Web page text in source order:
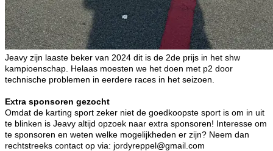
Jeavy zijn laaste beker van 2024 dit is de 2de prijs in het shw
kampioenschap. Helaas moesten we het doen met p2 door
technische problemen in eerdere races in het seizoen.
Extra sponsoren gezocht
Omdat de karting sport zeker niet de goedkoopste sport is om in uit
te blinken is Jeavy altijd opzoek naar extra sponsoren! Interesse om
te sponsoren en weten welke mogelijkheden er zijn? Neem dan
rechtstreeks contact op via: jordyreppel@gmail.com